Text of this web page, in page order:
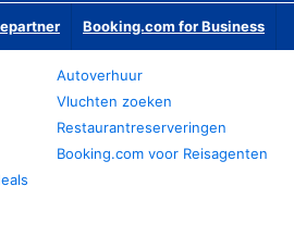
Booking.com for Business
Autoverhuur
Vluchten zoeken
Restaurantreserveringen
Booking.com voor Reisagenten